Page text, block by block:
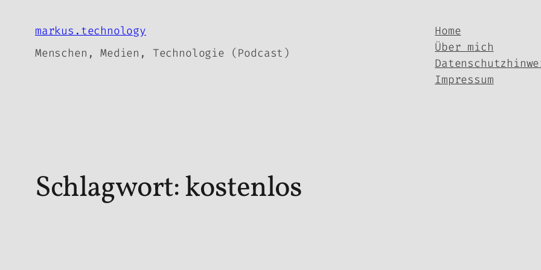
Inhaltmarkus.technology
Menschen, Medien, Technologie (Podcast)
Home
Über mich
Impressum
Schlagwort:kostenlos